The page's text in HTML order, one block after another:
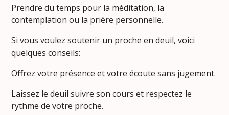
Prendre du temps pour la méditation, la
contemplation ou la prière personnelle.
Si vous voulez soutenir un proche en deuil, voici
quelques conseils:
Offrez votre présence et votre écoute sans jugement.
Laissez le deuil suivre son cours et respectez le
rythme de votre proche.